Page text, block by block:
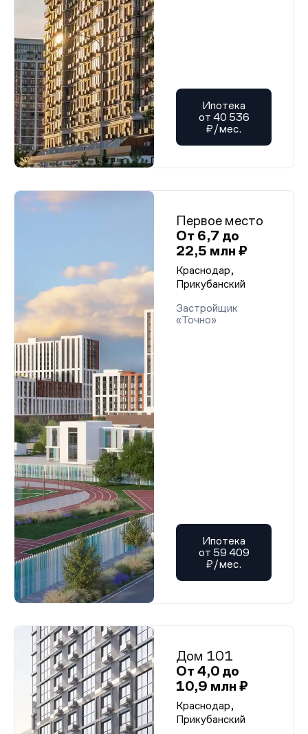
Ипотека
от 40 536
₽/мес.
Первое место
От 6,7 до
22,5 млн ₽
Краснодар,
Прикубанский
Застройщик
«Точно»
Ипотека
от 59 409
₽/мес.
Дом 101
От 4,0 до
10,9 млн ₽
Краснодар,
Прикубанский